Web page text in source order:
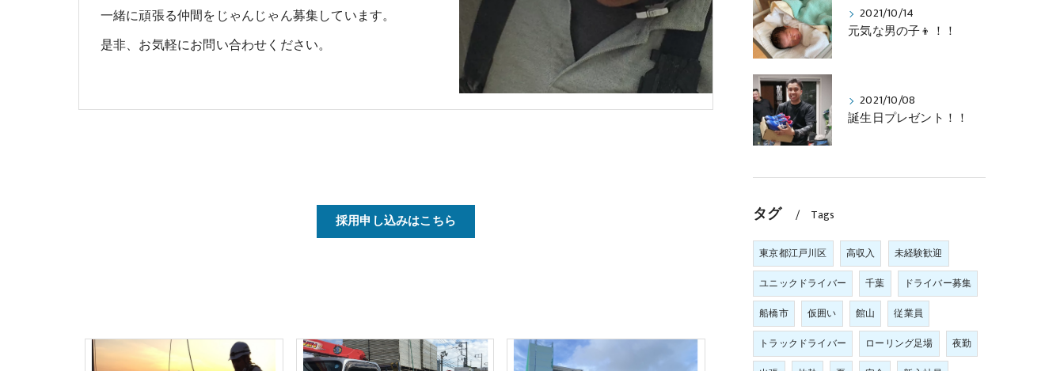
一緒に頑張る仲間をじゃんじゃん募集しています。
是非、お気軽にお問い合わせください。
採用申し込みはこちら
2021/10/14
元気な男の子👦！！
2021/10/08
誕生日プレゼント！！
タグ Tags
東京都江戸川区 高収入
未経験歓迎
ユニックドライバー
千葉
ドライバー募集
船橋市
仮囲い 館山
従業員
トラックドライバー
ローリング足場
夜勤